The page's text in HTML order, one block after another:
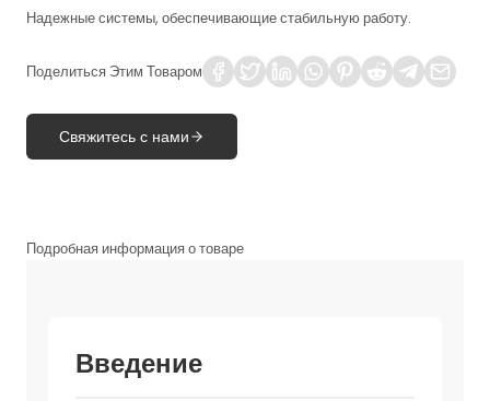
Надежные системы, обеспечивающие стабильную работу.
Поделиться Этим Товаром
Свяжитесь с нами
Подробная информация о товаре
Введение